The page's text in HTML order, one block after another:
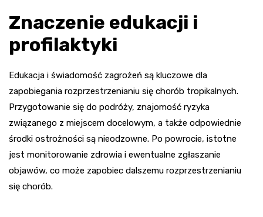
Znaczenie edukacji i
profilaktyki
Edukacja i świadomość zagrożeń są kluczowe dla
zapobiegania rozprzestrzenianiu się chorób tropikalnych.
Przygotowanie się do podróży, znajomość ryzyka
związanego z miejscem docelowym, a także odpowiednie
środki ostrożności są nieodzowne. Po powrocie, istotne
jest monitorowanie zdrowia i ewentualne zgłaszanie
objawów, co może zapobiec dalszemu rozprzestrzenianiu
się chorób.